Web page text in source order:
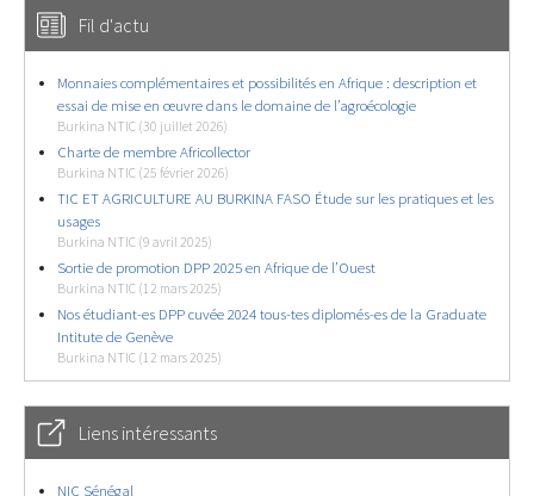
Fil d'actu
Monnaies complémentaires et possibilités en Afrique : description et
essai de mise en œuvre dans le domaine de l’agroécologie
Burkina NTIC (30 juillet 2026)
Charte de membre Africollector
Burkina NTIC (25 février 2026)
TIC ET AGRICULTURE AU BURKINA FASO Étude sur les pratiques et les
usages
Burkina NTIC (9 avril 2025)
Sortie de promotion DPP 2025 en Afrique de l’Ouest
Burkina NTIC (12 mars 2025)
Nos étudiant-es DPP cuvée 2024 tous-tes diplomés-es de la Graduate
Intitute de Genève
Burkina NTIC (12 mars 2025)
Liens intéressants
NIC Sénégal